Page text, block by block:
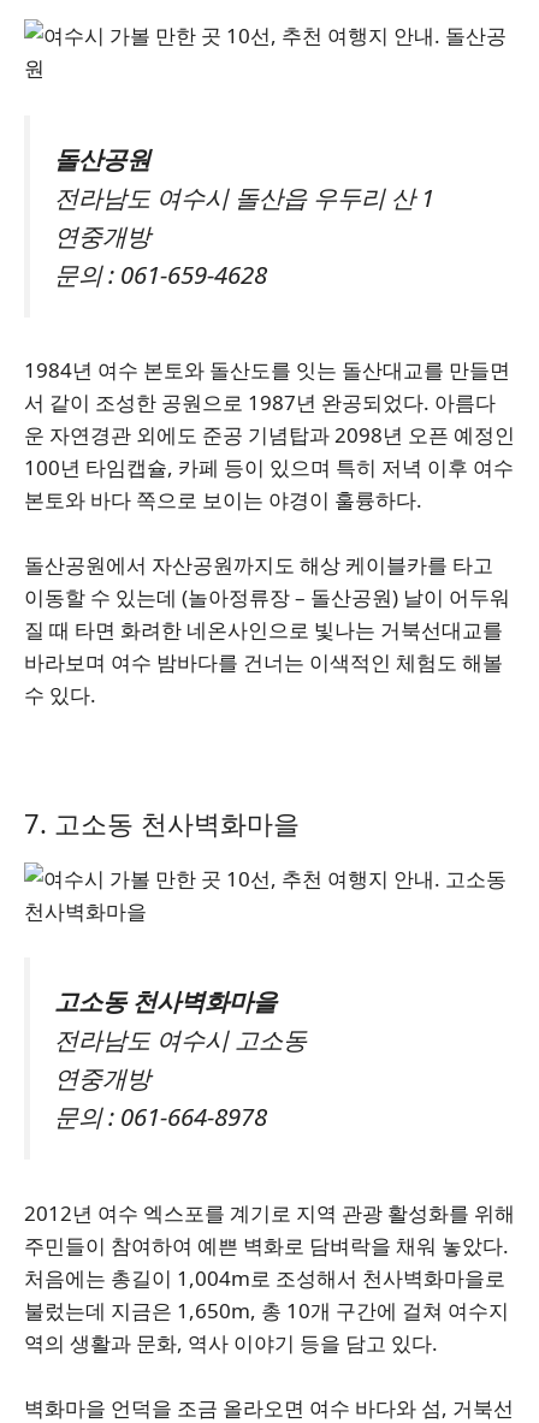
돌산공원
전라남도 여수시 돌산읍 우두리 산 1
연중개방
문의 : 061-659-4628
1984년 여수 본토와 돌산도를 잇는 돌산대교를 만들면
서 같이 조성한 공원으로 1987년 완공되었다. 아름다
운 자연경관 외에도 준공 기념탑과 2098년 오픈 예정인
100년 타임캡슐, 카페 등이 있으며 특히 저녁 이후 여수
본토와 바다 쪽으로 보이는 야경이 훌륭하다.
돌산공원에서 자산공원까지도 해상 케이블카를 타고
이동할 수 있는데 (놀아정류장 – 돌산공원) 날이 어두워
질 때 타면 화려한 네온사인으로 빛나는 거북선대교를
바라보며 여수 밤바다를 건너는 이색적인 체험도 해볼
수 있다.
7. 고소동 천사벽화마을
고소동 천사벽화마을
전라남도 여수시 고소동
연중개방
문의 : 061-664-8978
2012년 여수 엑스포를 계기로 지역 관광 활성화를 위해
주민들이 참여하여 예쁜 벽화로 담벼락을 채워 놓았다.
처음에는 총길이 1,004m로 조성해서 천사벽화마을로
불렀는데 지금은 1,650m, 총 10개 구간에 걸쳐 여수지
역의 생활과 문화, 역사 이야기 등을 담고 있다.
벽화마을 언덕을 조금 올라오면 여수 바다와 섬, 거북선